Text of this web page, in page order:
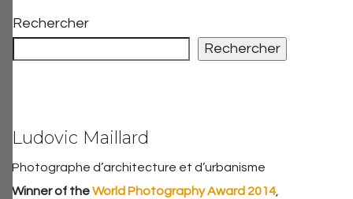
Rechercher
Rechercher
Ludovic Maillard
Photographe d’architecture et d’urbanisme
Winner of theWorld Photography Award 2014,